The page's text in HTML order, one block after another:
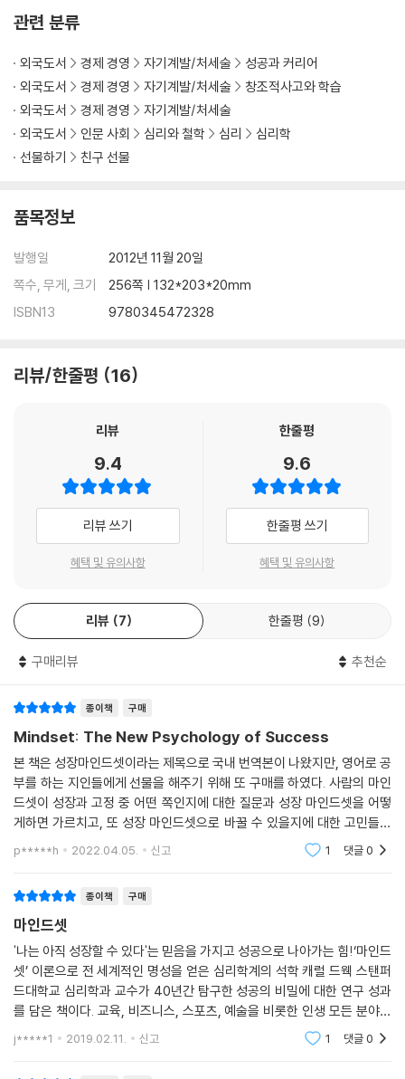
관련 분류
외국도서 경제 경영 자기계발/처세술
성공과 커리어
외국도서
경제 경영 자기계발/처세술
창조적사고와 학습
외국도서
경제 경영
자기계발/처세술
외국도서
인문 사회 심리와 철학 심리
심리학
선물하기
친구 선물
품목정보
발행일
2012년 11월 20일
쪽수, 무게, 크기
256쪽 | 132*203*20mm
ISBN13
9780345472328
리뷰/한줄평 16
리뷰
9.4
리뷰 쓰기
혜택 및 유의사항
한줄평
9.6
한줄평 쓰기
혜택 및 유의사항
리뷰 7 한줄평 9
구매리뷰 추천순
종이책 구매
Mindset: The New Psychology of Success
본 책은 성장마인드셋이라는 제목으로 국내 번역본이 나왔지만, 영어로 공
부를 하는 지인들에게 선물을 해주기 위해 또 구매를 하였다. 사람의 마인
드셋이 성장과 고정 중 어떤 쪽인지에 대한 질문과 성장 마인드셋을 어떻
게하면 가르치고, 또 성장 마인드셋으로 바꿀 수 있을지에 대한 고민들을
함께 해볼 수 있었다. MS에서 적극적으로 차용한만큼 기업 조직에도 잘 어
울리는 책이라 생
p*****h 2022.04.05. 신고 1 댓글0
종이책 구매
마인드셋
'나는 아직 성장할 수 있다'는 믿음을 가지고 성공으로 나아가는 힘!‘마인드
셋’ 이론으로 전 세계적인 명성을 얻은 심리학계의 석학 캐럴 드웩 스탠퍼
드대학교 심리학과 교수가 40년간 탐구한 성공의 비밀에 대한 연구 성과
를 담은 책이다. 교육, 비즈니스, 스포츠, 예술을 비롯한 인생 모든 분야에
서의 성공의 모든 것을 결정짓는 ‘마인드셋(마음가짐)’이 사람과 조직의
성장과 발전
j*****1 2019.02.11. 신고 1 댓글0